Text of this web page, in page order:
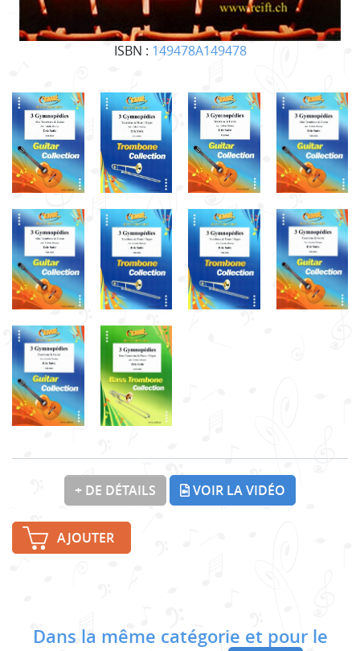
ISBN : 149478A149478
+ DE DÉTAILS VOIR LA VIDÉO
AJOUTER
Dans la même catégorie et pour le